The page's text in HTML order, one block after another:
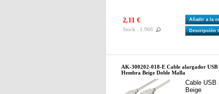
2,11 €
Stock : 1.966
Añadir a la
Descripción
AK-300202-018-E Cable alargador
Hembra Beige Doble Malla
Cable USB
Beige